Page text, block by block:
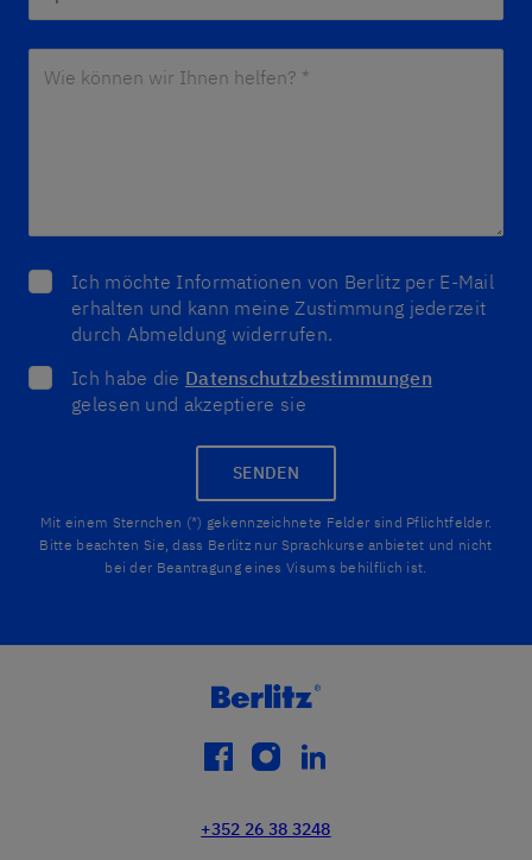
Ich möchte Informationen von Berlitz per E-Mail
erhalten und kann meine Zustimmung jederzeit
durch Abmeldung widerrufen.
Ich habe die Datenschutzbestimmungen
gelesen und akzeptiere sie
SENDEN
Mit einem Sternchen (*) gekennzeichnete Felder sind Pflichtfelder.
Bitte beachten Sie, dass Berlitz nur Sprachkurse anbietet und nicht
bei der Beantragung eines Visums behilflich ist.
facebook
instagram
linkedin
+352 26 38 3248